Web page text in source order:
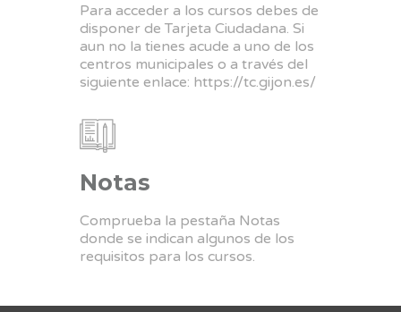
Para acceder a los cursos debes de
disponer de Tarjeta Ciudadana. Si
aun no la tienes acude a uno de los
centros municipales o a través del
siguiente enlace: https://tc.gijon.es/
Notas
Comprueba la pestaña Notas
donde se indican algunos de los
requisitos para los cursos.